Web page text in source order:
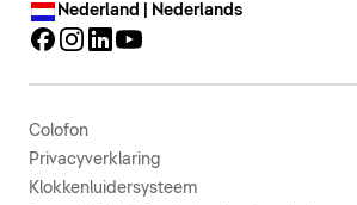
Nederland | Nederlands
Colofon
Privacyverklaring
Klokkenluidersysteem